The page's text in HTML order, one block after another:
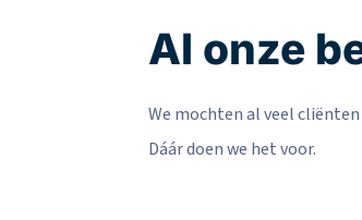
Al onze
We mochten al veel
Dáár doen we het voor.